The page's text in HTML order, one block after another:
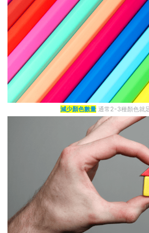
減少顏色數量 通常2-3種顏色就